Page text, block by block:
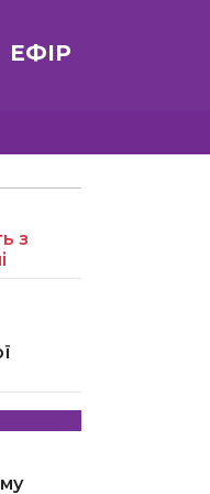
ЕФІР
з